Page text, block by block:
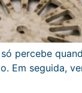
percebe
Em seguida,